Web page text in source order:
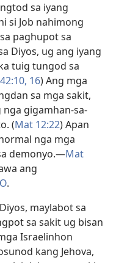
sa iyang
si Job nahimong
paghupot sa
Diyos, ug ang iyang
tuig tungod sa
16) Ang mga
sa mga sakit,
gigamhan-sa-
(Mat 12:22) Apan
nga mga
demonyo.​—Mat
ang
.
maylabot sa
sa sakit ug bisan
Israelinhon
kang Jehova,